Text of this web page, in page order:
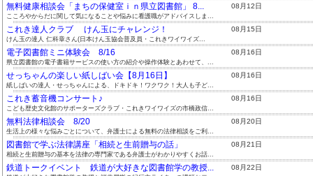
無料健康相談会「まちの保健室ｉｎ県立図書館」 8... 08月12日
こころやからだに関して気になることや悩みに看護職がアドバイスしま...
これき達人クラブ けん玉にチャレンジ！ 08月15日
けん玉の達人 仁科章さん(日本けん玉協会普及員・これきワイワイズ...
電子図書館ミニ体験会 8/16 08月16日
県立図書館の電子書籍サービスの使い方の紹介や操作体験とあわせて、...
せっちゃんの楽しい紙しばい会【8月16日】 08月16日
紙しばいの達人・せっちゃんによる、ドキドキ！ワクワク！大人も子ど...
これき蓄音機コンサート♪ 08月16日
こども歴史文化館のサポーターズクラブ・これきワイワイズの市橋政信...
無料法律相談会 8/20 08月20日
生活上の様々な悩みごとについて、弁護士による無料の法律相談をご利...
図書館で学ぶ法律講座「相続と生前贈与の話」 08月21日
相続と生前贈与の基本を法律の専門家である弁護士がわかりやすくお話...
鉄道トークイベント 鉄道が大好きな図書館学の教授... 08月22日